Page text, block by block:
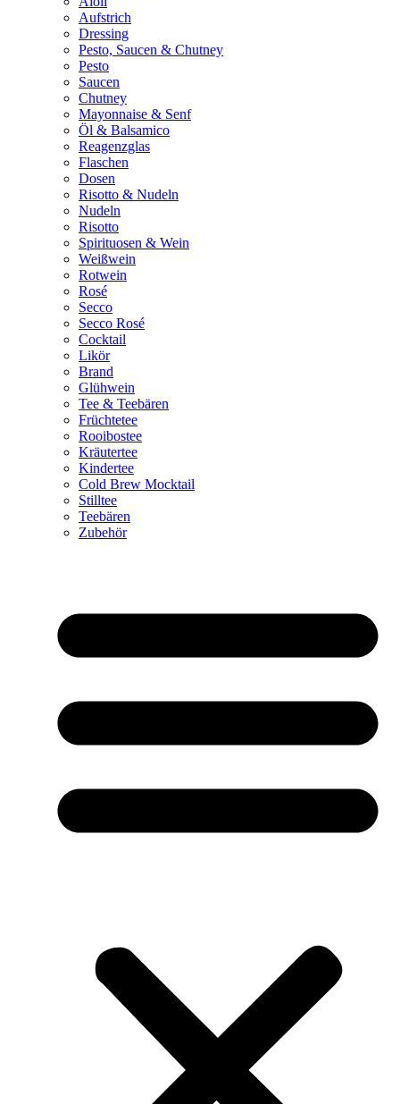
Aufstrich
Dressing
Pesto, Saucen & Chutney
Pesto
Saucen
Chutney
Mayonnaise & Senf
Öl & Balsamico
Reagenzglas
Flaschen
Dosen
Risotto & Nudeln
Nudeln
Risotto
Spirituosen & Wein
Weißwein
Rotwein
Rosé
Secco
Secco Rosé
Cocktail
Likör
Brand
Glühwein
Tee & Teebären
Früchtetee
Rooibostee
Kräutertee
Kindertee
Cold Brew Mocktail
Stilltee
Teebären
Zubehör